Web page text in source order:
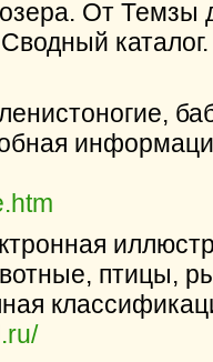
От Темзы
каталог.
птицы,